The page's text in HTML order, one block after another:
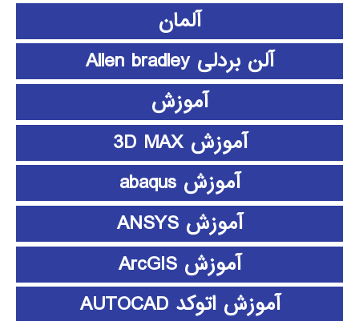
آلمان
آلن بردلی Allen bradley
آموزش
آموزش 3D MAX
آموزش abaqus
آموزش ANSYS
آموزش ArcGIS
آموزش اتوکد AUTOCAD